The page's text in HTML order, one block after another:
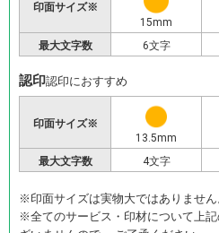
印面サイズ※
15mm
最大文字数
6文字
認印認印におすすめ
印面サイズ※
13.5mm
最大文字数 4文字
※印面サイズは実物大ではありません
※全てのサービス・印材について上